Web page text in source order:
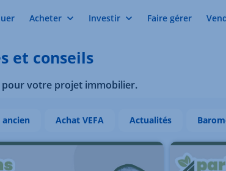
Acheter Investir Faire gérer
et conseils
pour votre projet immobilier.
Achat VEFA Actualités